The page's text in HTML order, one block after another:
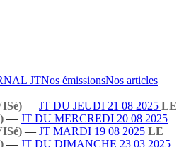
JTNos émissionsNos articles
— JT DU JEUDI 21 08 2025 LE
— JT DU MERCREDI 20 08 2025
— JT MARDI 19 08 2025 LE
— JT DU DIMANCHE 23 03 2025